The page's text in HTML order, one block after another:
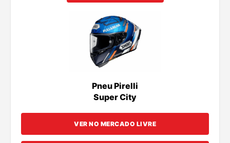
Pneu Pirelli
Super City
VER NO MERCADO LIVRE